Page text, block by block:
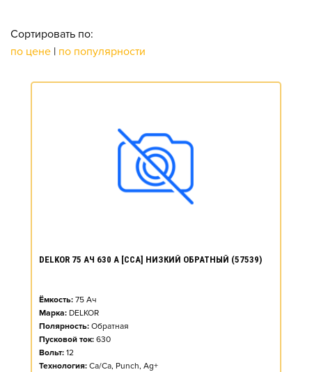
Сортировать по:
по цене | по популярности
DELKOR 75 АЧ 630 А [CCA] НИЗКИЙ ОБРАТНЫЙ (57539)
Ёмкость: 75 Ач
Марка: DELKOR
Полярность: Обратная
Пусковой ток: 630
Вольт: 12
Технология: Ca/Ca, Punch, Ag+